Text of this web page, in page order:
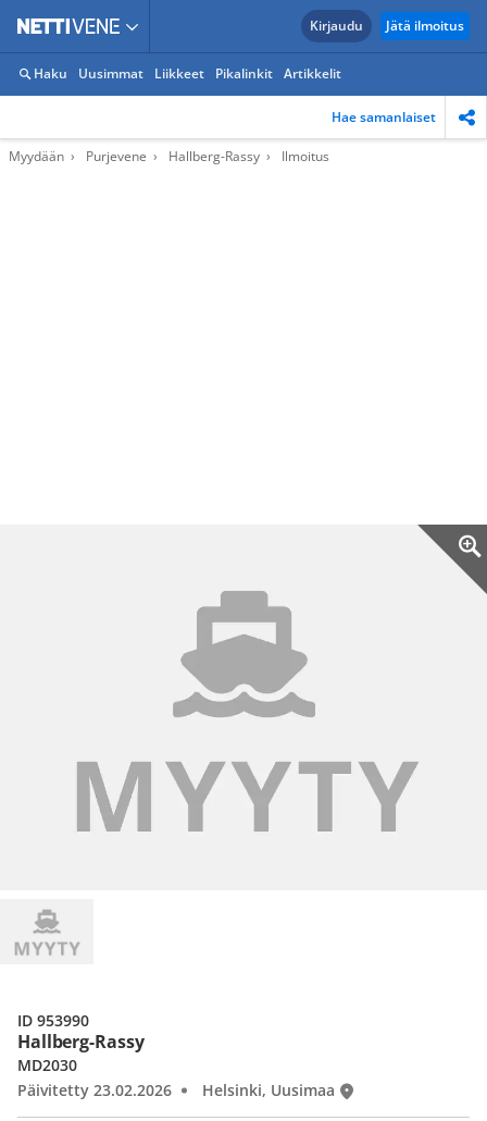
Kirjaudu Jätä ilmoitus
Haku Uusimmat Liikkeet Pikalinkit Artikkelit
Hae samanlaiset
Myydään Purjevene Hallberg-Rassy Ilmoitus
Hallberg-Rassy
MD2030
Päivitetty 23.02.2026
Helsinki, Uusimaa
ID 953990